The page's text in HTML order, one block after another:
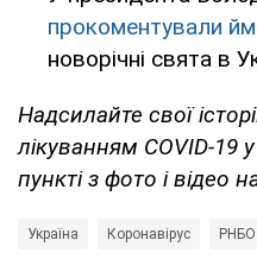
прокоментували
новорічні свята в
Надсилайте свої
лікуванням COVID-
пункті з фото і відео
Україна Коронавірус РНБО